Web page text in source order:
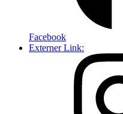
Facebook
Externer Link: